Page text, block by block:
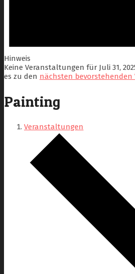
Hinweis
Keine Veranstaltungen für Juli 31,
es zu den nächsten
Painting
Veranstaltungen